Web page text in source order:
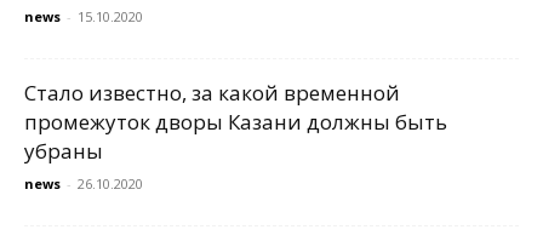
news - 15.10.2020
Стало известно, за какой временной
промежуток дворы Казани должны быть
убраны
news - 26.10.2020